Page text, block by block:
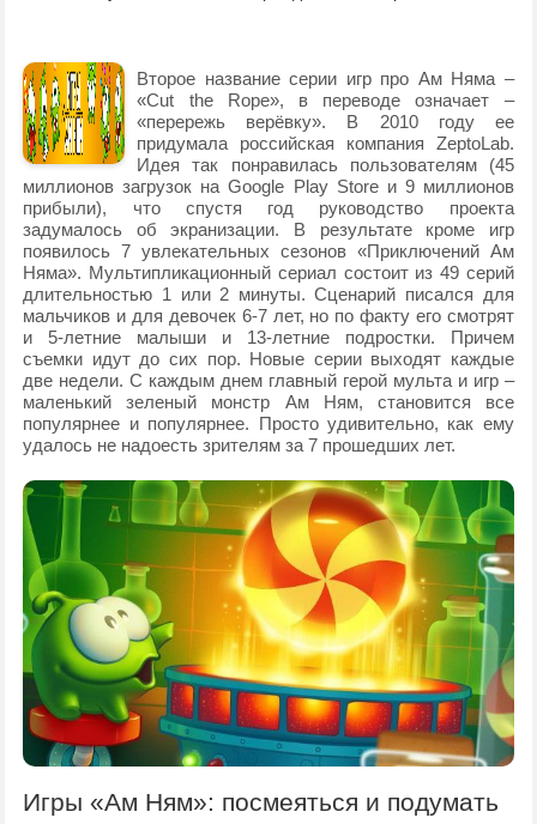
Второе название серии игр про Ам Няма –
«Cut the Rope», в переводе означает –
«перережь верёвку». В 2010 году ее
придумала российская компания ZeptoLab.
Идея так понравилась пользователям (45
миллионов загрузок на Google Play Store и 9 миллионов
прибыли), что спустя год руководство проекта
задумалось об экранизации. В результате кроме игр
появилось 7 увлекательных сезонов «Приключений Ам
Няма». Мультипликационный сериал состоит из 49 серий
длительностью 1 или 2 минуты. Сценарий писался для
мальчиков и для девочек 6-7 лет, но по факту его смотрят
и 5-летние малыши и 13-летние подростки. Причем
съемки идут до сих пор. Новые серии выходят каждые
две недели. С каждым днем главный герой мульта и игр –
маленький зеленый монстр Ам Ням, становится все
популярнее и популярнее. Просто удивительно, как ему
удалось не надоесть зрителям за 7 прошедших лет.
Игры «Ам Ням»: посмеяться и подумать